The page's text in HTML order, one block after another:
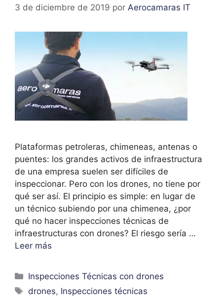
3 de diciembre de 2019 por Aerocamaras IT
Plataformas petroleras, chimeneas, antenas o
puentes: los grandes activos de infraestructura
de una empresa suelen ser difíciles de
inspeccionar. Pero con los drones, no tiene por
qué ser así. El principio es simple: en lugar de
un técnico subiendo por una chimenea, ¿por
qué no hacer inspecciones técnicas de
infraestructuras con drones? El riesgo sería …
Leer más
Inspecciones Técnicas con drones
drones, Inspecciones técnicas